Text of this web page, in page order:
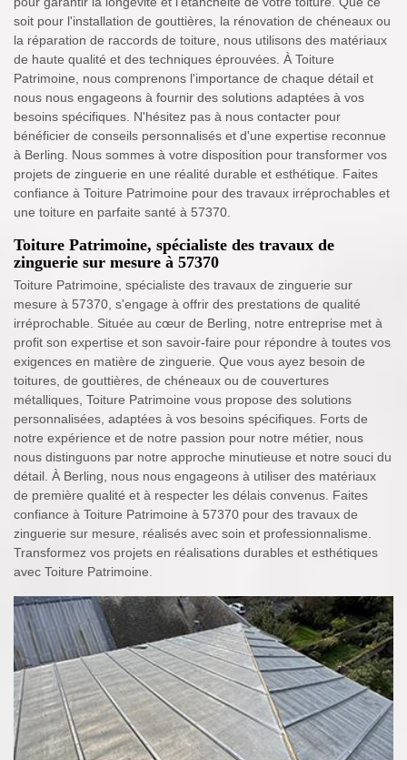
soit pour l'installation de gouttières, la rénovation de chéneaux ou
la réparation de raccords de toiture, nous utilisons des matériaux
de haute qualité et des techniques éprouvées. À Toiture
Patrimoine, nous comprenons l'importance de chaque détail et
nous nous engageons à fournir des solutions adaptées à vos
besoins spécifiques. N'hésitez pas à nous contacter pour
bénéficier de conseils personnalisés et d'une expertise reconnue
à Berling. Nous sommes à votre disposition pour transformer vos
projets de zinguerie en une réalité durable et esthétique. Faites
confiance à Toiture Patrimoine pour des travaux irréprochables et
une toiture en parfaite santé à 57370.
Toiture Patrimoine, spécialiste des travaux de
zinguerie sur mesure à 57370
Toiture Patrimoine, spécialiste des travaux de zinguerie sur
mesure à 57370, s'engage à offrir des prestations de qualité
irréprochable. Située au cœur de Berling, notre entreprise met à
profit son expertise et son savoir-faire pour répondre à toutes vos
exigences en matière de zinguerie. Que vous ayez besoin de
toitures, de gouttières, de chéneaux ou de couvertures
métalliques, Toiture Patrimoine vous propose des solutions
personnalisées, adaptées à vos besoins spécifiques. Forts de
notre expérience et de notre passion pour notre métier, nous
nous distinguons par notre approche minutieuse et notre souci du
détail. À Berling, nous nous engageons à utiliser des matériaux
de première qualité et à respecter les délais convenus. Faites
confiance à Toiture Patrimoine à 57370 pour des travaux de
zinguerie sur mesure, réalisés avec soin et professionnalisme.
Transformez vos projets en réalisations durables et esthétiques
avec Toiture Patrimoine.